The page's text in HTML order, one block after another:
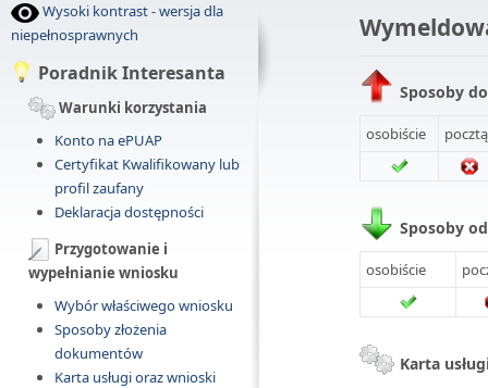
Wysoki kontrast - wersja dla
niepełnosprawnych
Poradnik Interesanta
Warunki korzystania
Konto na ePUAP
Certyfikat Kwalifikowany lub
profil zaufany
Deklaracja dostępności
Przygotowanie i
wypełnianie wniosku
Wybór właściwego wniosku
Sposoby złożenia
dokumentów
Karta usługi oraz wnioski
Sposoby
osobiście pocztą
Sposoby
osobiście
Karta